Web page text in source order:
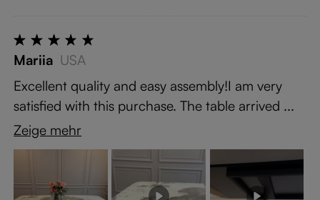
Mariia USA
Excellent quality and easy assembly!I am very
satisfied with this purchase. The table arrived ...
Zeige mehr